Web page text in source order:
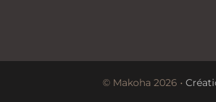
© Makoha 2026 •